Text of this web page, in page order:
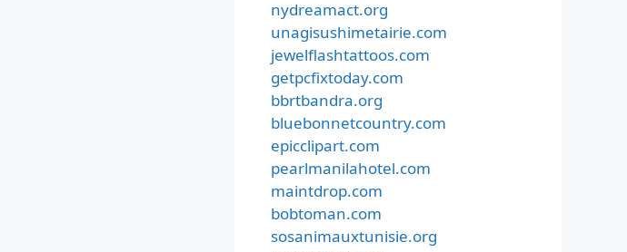
nydreamact.org
unagisushimetairie.com
jewelflashtattoos.com
getpcfixtoday.com
bbrtbandra.org
bluebonnetcountry.com
epicclipart.com
pearlmanilahotel.com
maintdrop.com
bobtoman.com
sosanimauxtunisie.org